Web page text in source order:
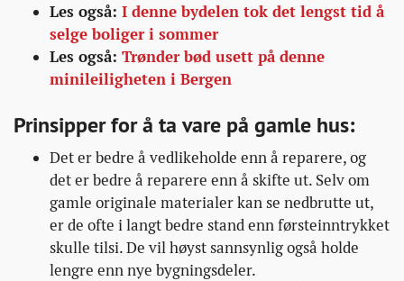
Les også: I denne bydelen tok det lengst tid å
selge boliger i sommer
Les også: Trønder bød usett på denne
minileiligheten i Bergen
Prinsipper for å ta vare på gamle hus:
Det er bedre å vedlikeholde enn å reparere, og
det er bedre å reparere enn å skifte ut. Selv om
gamle originale materialer kan se nedbrutte ut,
er de ofte i langt bedre stand enn førsteinntrykket
skulle tilsi. De vil høyst sannsynlig også holde
lengre enn nye bygningsdeler.